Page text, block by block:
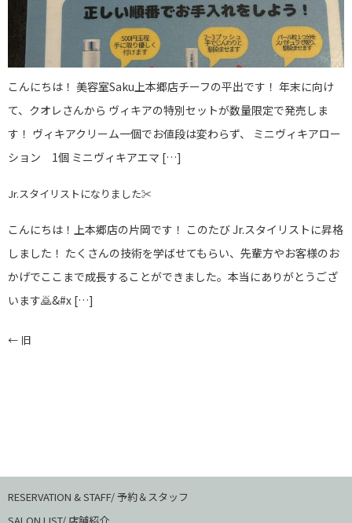
こんにちは！ 美容室Saku上本郷店チーフの平出です！ 年末に向け
て、クオレさんから ヴィキアの特別セットが数量限定で発売しま
す！ ヴィキアクリーム一個でお値段は変わらず、 ミニヴィキアロー
ション 1個 ミニヴィキアエマ […]
Jr.スタイリストになりました✂️
こんにちは！上本郷店の片岡です！ このたび Jr.スタイリストに昇格
しました！ たくさんの技術を学ばせてもらい、先輩方やお客様のお
かげでここまで成長することができました。本当にありがとうござ
います🙇&#x […]
← 旧
RESERVATION & STAFF/ 予約＆スタッフ
SALON LIST/ 店舗紹介